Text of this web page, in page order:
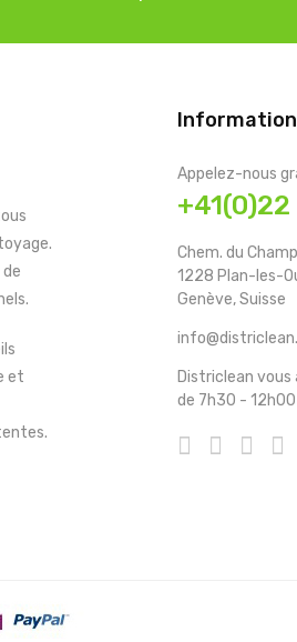
et
Appelez-nous
Chem. du
1228 Plan-les-
Genève, Suisse
Districlean vous
de 7h30 -